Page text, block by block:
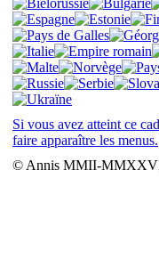
Si vous avez atteint ce
faire apparaître les menus.
© Annis MMII-